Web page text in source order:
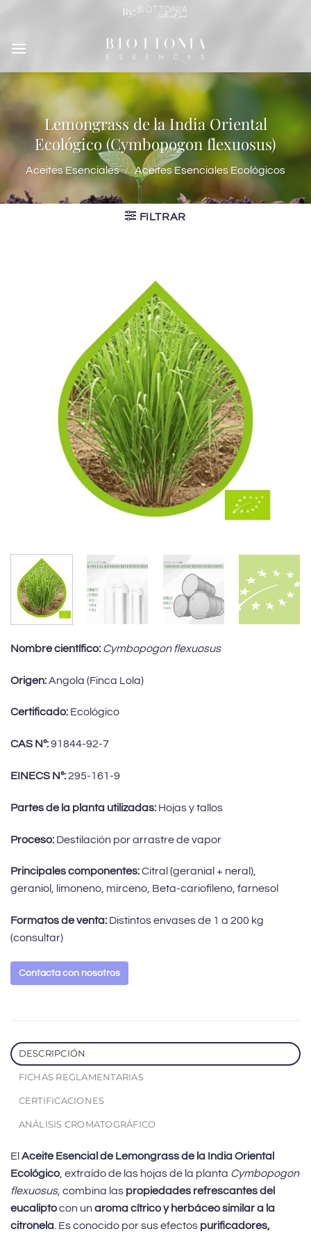
contenido
By:
Lemongrass de la India Oriental
Ecológico (Cymbopogon flexuosus)
Aceites Esenciales / Aceites Esenciales Ecológicos
FILTRAR
Nombre científico: Cymbopogon flexuosus
Origen:Angola (Finca Lola)
Certificado: Ecológico
CAS Nº:91844-92-7
EINECS Nº:295-161-9
Partes de la planta utilizadas: Hojas y tallos
Proceso: Destilación por arrastre de vapor
Principales componentes:Citral (geranial + neral),
geraniol, limoneno, mirceno, Beta-cariofileno, farnesol
Formatos de venta: Distintos envases de 1 a 200 kg
(consultar)
Contacta con nosotros
DESCRIPCIÓN
FICHAS REGLAMENTARIAS
CERTIFICACIONES
ANÁLISIS CROMATOGRÁFICO
El Aceite Esencial de Lemongrass de la India Oriental
Ecológico , extraído de las hojas de la planta Cymbopogon
flexuosus, combina las propiedades refrescantes del
eucaliptocon un aroma cítrico y herbáceo similar a la
citronela . Es conocido por sus efectos purificadores,